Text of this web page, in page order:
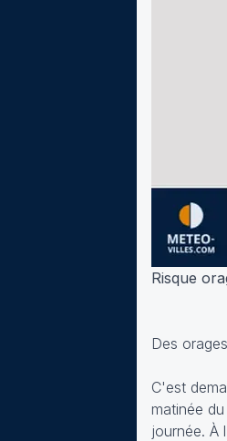
Risque
Des
C'est
matinée
journée. À